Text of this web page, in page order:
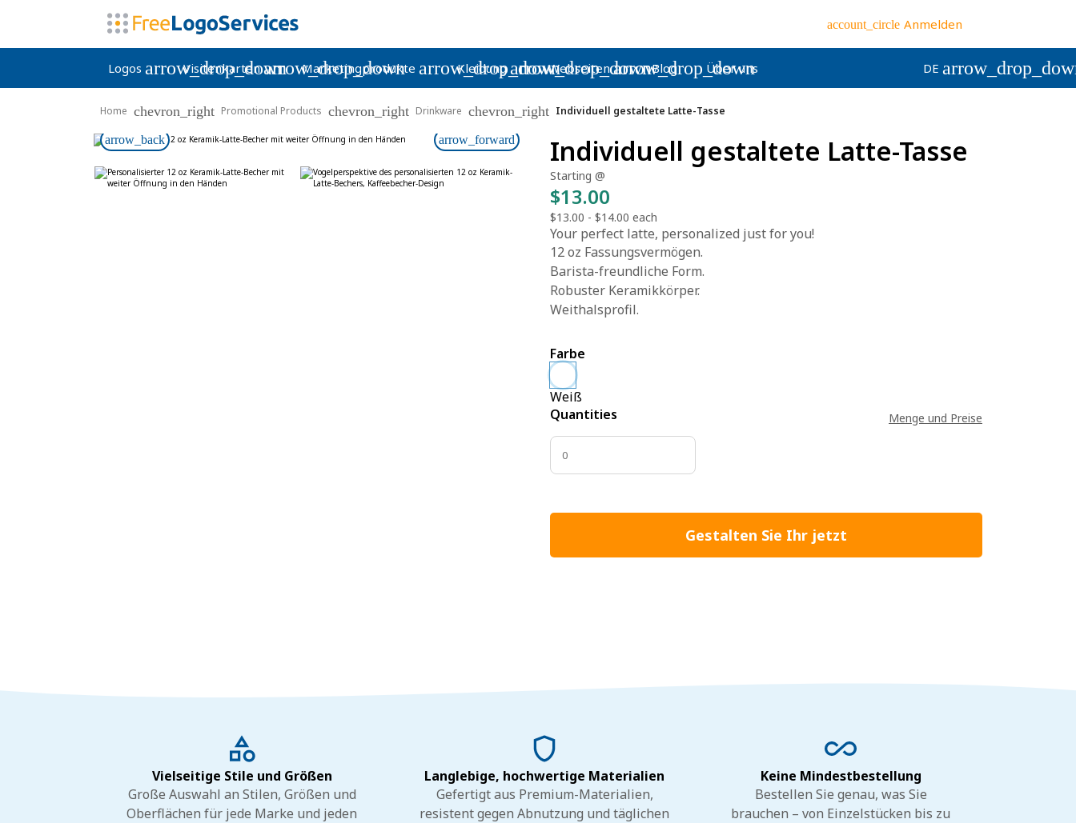
account_circle Anmelden
Logos arrow_drop_down
Visitenkarten arrow_drop_down
Marketingprodukte arrow_drop_down
Kleidung arrow_drop_down
Webseiten arrow_drop_down
Blog Über uns DE
Home chevron_right Promotional Products chevron_right Drinkware chevron_right Individuell gestaltete Latte-Tasse
arrow_back arrow_forward Individuell gestaltete Latte-Tasse
Starting @
$13.00
$13.00 - $14.00 each
Your perfect latte, personalized just for you!
12 oz Fassungsvermögen.
Barista-freundliche Form.
Robuster Keramikkörper.
Weithalsprofil.
Farbe
Weiß
Quantities
Menge und Preise
Gestalten Sie Ihr jetzt
Vielseitige Stile und Größen
Große Auswahl an Stilen, Größen und
Oberflächen für jede Marke und jeden
Langlebige, hochwertige Materialien
Gefertigt aus Premium-Materialien,
resistent gegen Abnutzung und täglichen
Keine Mindestbestellung
Bestellen Sie genau, was Sie
brauchen – von Einzelstücken bis zu